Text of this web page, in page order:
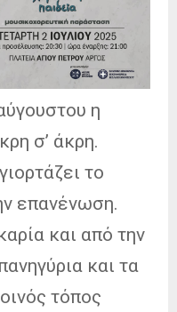
η
σ’ άκρη.
το
επανένωση.
και από την
και τα
τόπος